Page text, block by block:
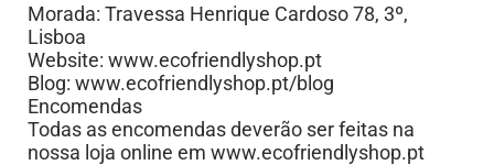
Morada: Travessa Henrique Cardoso 78, 3º,
Lisboa
Website: www.ecofriendlyshop.pt
Blog: www.ecofriendlyshop.pt/blog
Encomendas
Todas as encomendas deverão ser feitas na
nossa loja online em www.ecofriendlyshop.pt